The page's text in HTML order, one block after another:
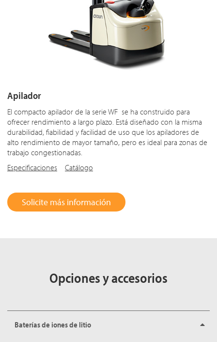
Apilador
El compacto apilador de la serie WF se ha construido para
ofrecer rendimiento a largo plazo. Está diseñado con la misma
durabilidad, fiabilidad y facilidad de uso que los apiladores de
alto rendimiento de mayor tamaño, pero es ideal para zonas de
trabajo congestionadas.
Especificaciones
Catálogo
Solicite más información
Opciones y accesorios
Baterías de iones de litio